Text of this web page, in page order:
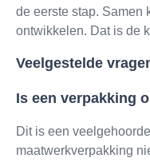
de eerste stap. Samen
ontwikkelen. Dat is de
Veelgestelde
Is een verpakking
Dit is een
maatwerkverpakking